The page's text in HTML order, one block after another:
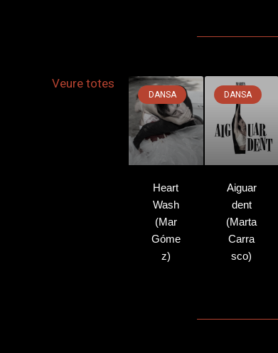
Veure totes
DANSA
Heart
Wash
(Mar
Góme
z)
DANSA
Aiguar
dent
(Marta
Carra
sco)